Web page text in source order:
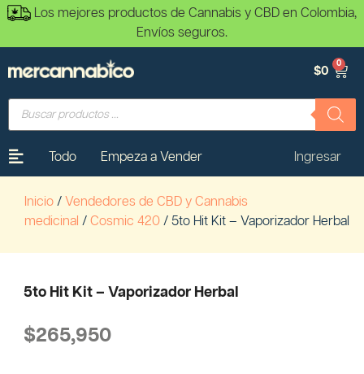
Los mejores productos de Cannabis y CBD en Colombia,
Envíos seguros.
$0
0
Todo Empeza a Vender Ingresar
Inicio / Vendedores de CBD y Cannabis
medicinal / Cosmic 420 / 5to Hit Kit – Vaporizador Herbal
5to Hit Kit – Vaporizador Herbal
$265,950